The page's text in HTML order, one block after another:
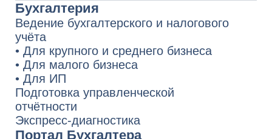
Корпоративное право
Судебное представительство
Комплексные консультации
Запуск бизнеса в Казахстане
Услуги для иностранных компаний
1994−2026 СберРешения— полный
комплекс услуг по аутсорсингу
бухгалтерского и налогового учёта,
юридических услуг
Политика обработки персональных
данных
Сведения о компании